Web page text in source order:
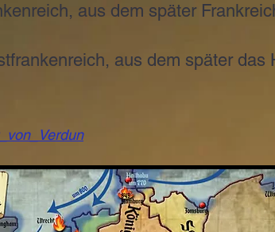
aus dem später
aus dem später das